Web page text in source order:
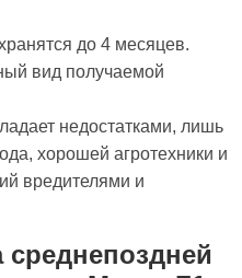
до 4 месяцев.
вид получаемой
недостатками, лишь
хорошей агротехники и
вредителями и